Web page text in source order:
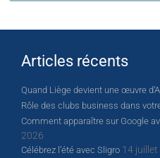
Articles récents
Quand Liège devient une œuvre
Rôle des clubs business dans
Comment apparaître sur Google
2026
Célébrez l’été avec Sligro 14 juillet